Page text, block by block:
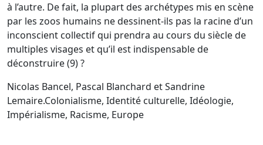
à l’autre. De fait, la plupart des archétypes mis en scène
par les zoos humains ne dessinent-ils pas la racine d’un
inconscient collectif qui prendra au cours du siècle de
multiples visages et qu’il est indispensable de
déconstruire (9) ?
Nicolas Bancel, Pascal Blanchard et Sandrine
Lemaire.Colonialisme, Identité culturelle, Idéologie,
Impérialisme, Racisme, Europe